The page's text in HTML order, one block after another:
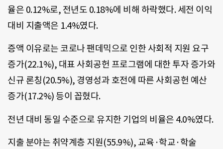
율은 0.12%로, 전년도 0.18%에 비해 하락했다. 세전 이익
대비 지출액은 1.4%였다.
증액 이유로는 코로나 팬데믹으로 인한 사회적 지원 요구
증가(22.1%), 대표 사회공헌 프로그램에 대한 투자 증가와
신규 론칭(20.5%), 경영성과 호전에 따른 사회공헌 예산
증가(17.2%) 등이 꼽혔다.
전년 대비 동일 수준으로 유지한 기업의 비율은 4.0%였다.
지출 분야는 취약계층 지원(55.9%), 교육·학교·학술